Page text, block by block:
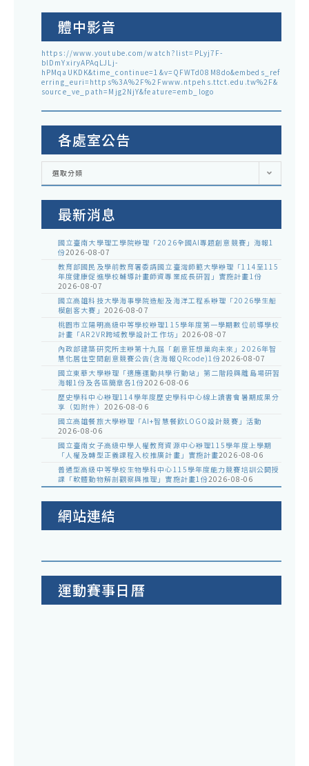
體中影音
https://www.youtube.com/watch?list=PLyj7F-
blDmYxiryAPAqLJLj-
hPMqaUKDK&time_continue=1&v=QFWTd08M8do&embeds_ref
erring_euri=https%3A%2F%2Fwww.ntpehs.ttct.edu.tw%2F&
source_ve_path=Mjg2NjY&feature=emb_logo
各處室公告
各
室
選取分類
最新消息
國立臺南大學理工學院辦理「2026全國AI專題創意競賽」海報1
份2026-08-07
教育部國民及學前教育署委請國立臺灣師範大學辦理「114至115
年度健康促進學校輔導計畫師資專業成長研習」實施計畫1份
2026-08-07
國立高雄科技大學海事學院造船及海洋工程系辦理「2026學生船
模創客大賽」 2026-08-07
桃園市立陽明高級中等學校辦理115學年度第一學期數位前導學校
計畫「AR2VR跨域教學設計工作坊」 2026-08-07
內政部建築研究所主辦第十九屆「創意狂想巢向未來」2026年智
慧化居住空間創意競賽公告(含海報QRcode)1份2026-08-07
國立東華大學辦理「適應運動共學行動站」第二階段與離島場研習
海報1份及各區簡章各1份2026-08-06
歷史學科中心辦理114學年度歷史學科中心線上讀書會暑期成果分
享（如附件） 2026-08-06
國立高雄餐旅大學辦理「AI+智慧餐飲LOGO設計競賽」活動
2026-08-06
國立臺南女子高級中學人權教育資源中心辦理115學年度上學期
「人權及轉型正義課程入校推廣計畫」實施計畫2026-08-06
普通型高級中等學校生物學科中心115學年度能力競賽培訓公開授
課「軟體動物解剖觀察與推理」實施計畫1份2026-08-06
網站連結
運動賽事日曆